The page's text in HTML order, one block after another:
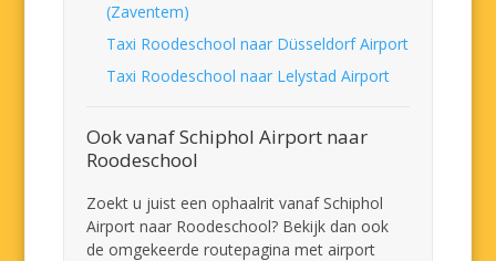
(Zaventem)
Taxi Roodeschool naar Düsseldorf Airport
Taxi Roodeschool naar Lelystad Airport
Ook vanaf Schiphol Airport naar
Roodeschool
Zoekt u juist een ophaalrit vanaf Schiphol
Airport naar Roodeschool? Bekijk dan ook
de omgekeerde routepagina met airport